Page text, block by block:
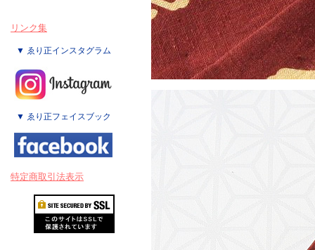
リンク集
▼ ゑり正インスタグラム
▼ ゑり正フェイスブック
特定商取引法表示